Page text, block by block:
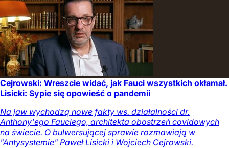
Cejrowski: Wreszcie widać, jak Fauci wszystkich okłamał.
Lisicki: Sypie się opowieść o pandemii
Na jaw wychodzą nowe fakty ws. działalności dr.
Anthony'ego Fauciego, architekta obostrzeń covidowych
na świecie. O bulwersującej sprawie rozmawiają w
"Antysystemie" Paweł Lisicki i Wojciech Cejrowski.